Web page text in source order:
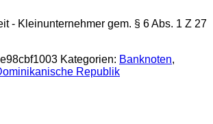
- Kleinunternehmer gem. § 6 Abs. 1 Z 27
Kategorien: Banknoten,
Republik